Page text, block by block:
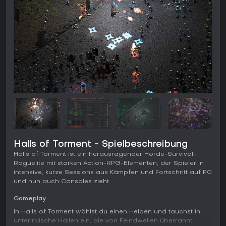
Halls of Torment - Spielbeschreibung
Halls of Torment ist ein herausragender Horde-Survival-
Roguelite mit starken Action-RPG-Elementen, der Spieler in
intensive, kurze Sessions aus Kämpfen und Fortschritt auf PC
und nun auch Consoles zieht.
Gameplay
In Halls of Torment wählst du einen Helden und tauchst in
unterirdische Hallen ein, die von Feindwellen überrannt